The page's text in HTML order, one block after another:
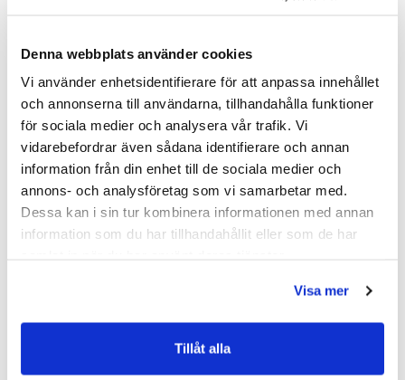
Denna webbplats använder cookies
Vi använder enhetsidentifierare för att anpassa innehållet
och annonserna till användarna, tillhandahålla funktioner
för sociala medier och analysera vår trafik. Vi
vidarebefordrar även sådana identifierare och annan
information från din enhet till de sociala medier och
annons- och analysföretag som vi samarbetar med.
Dessa kan i sin tur kombinera informationen med annan
information som du har tillhandahållit eller som de har
Visa mer
Tillåt alla
SKU: hvv900104-22
MPN: 900104-22
Dokument
HAVEN-Skotselrad.pdf (287.02 KB)
Relaterade kategorier
Kommod & Tvättställsskåp
Badrumsmöbler